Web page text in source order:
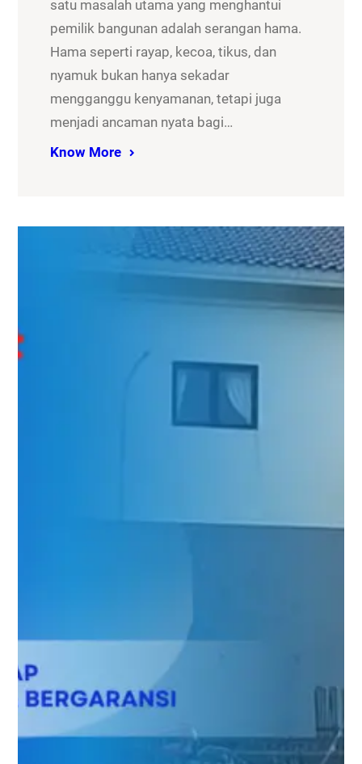
satu masalah utama yang menghantui
pemilik bangunan adalah serangan hama.
Hama seperti rayap, kecoa, tikus, dan
nyamuk bukan hanya sekadar
mengganggu kenyamanan, tetapi juga
menjadi ancaman nyata bagi…
Know More